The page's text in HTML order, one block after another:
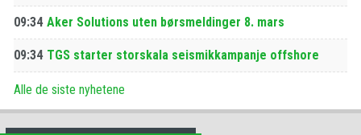
09:34 Aker Solutions uten børsmeldinger 8. mars
09:34 TGS starter storskala seismikkampanje offshore
Alle de siste nyhetene